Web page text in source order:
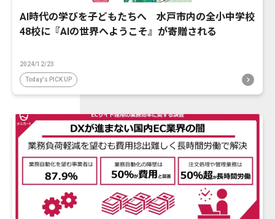
AI時代の学びを子どもたちへ 水戸市内の全小中学校
48校に『AIの世界へようこそ』が寄贈される
2024/12/23
Today's PICK UP